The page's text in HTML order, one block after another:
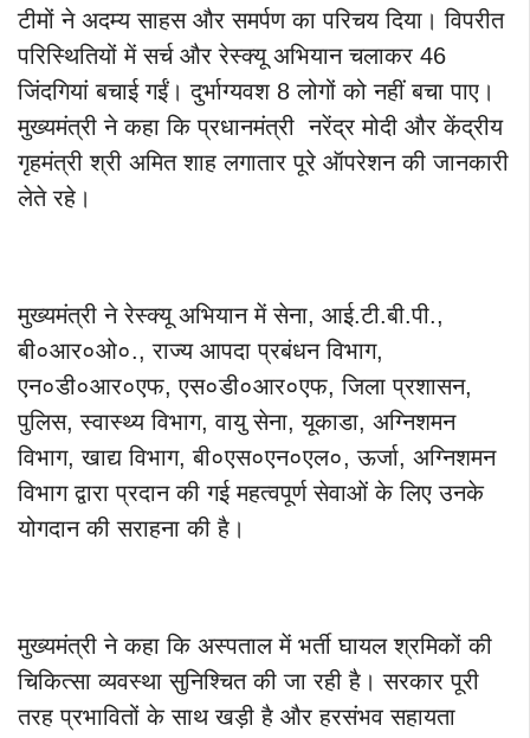
टीमों ने अदम्य साहस और समर्पण का परिचय दिया। विपरीत
परिस्थितियों में सर्च और रेस्क्यू अभियान चलाकर 46
जिंदगियां बचाई गईं। दुर्भाग्यवश 8 लोगों को नहीं बचा पाए।
मुख्यमंत्री ने कहा कि प्रधानमंत्री नरेंद्र मोदी और केंद्रीय
गृहमंत्री श्री अमित शाह लगातार पूरे ऑपरेशन की जानकारी
लेते रहे।
मुख्यमंत्री ने रेस्क्यू अभियान में सेना, आई.टी.बी.पी.,
बी०आर०ओ०., राज्य आपदा प्रबंधन विभाग,
एन०डी०आर०एफ, एस०डी०आर०एफ, जिला प्रशासन,
पुलिस, स्वास्थ्य विभाग, वायु सेना, यूकाडा, अग्निशमन
विभाग, खाद्य विभाग, बी०एस०एन०एल०, ऊर्जा, अग्निशमन
विभाग द्वारा प्रदान की गई महत्वपूर्ण सेवाओं के लिए उनके
योगदान की सराहना की है।
मुख्यमंत्री ने कहा कि अस्पताल में भर्ती घायल श्रमिकों की
चिकित्सा व्यवस्था सुनिश्चित की जा रही है। सरकार पूरी
तरह प्रभावितों के साथ खड़ी है और हरसंभव सहायता